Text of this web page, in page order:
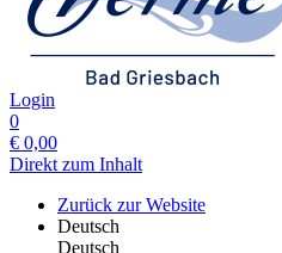
Login
0
€ 0,00
Direkt zum Inhalt
Zurück zur Website
Deutsch
Deutsch